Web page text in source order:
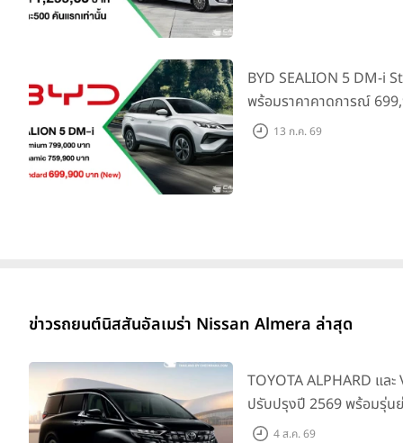
BYD SEALION 5 DM-i
พร้อมราคาคาดการณ์
ล่าสุดที่มีระยะขับขี่รวม
13 ก.ค. 69
ข่าวรถยนต์นิสสันอัลเมร่า Nissan Almera ล่าสุด
TOYOTA ALPHARD และ
ปรับปรุงปี 2569 พร้อมรุ่น
SMART ราคาเริ่มต้น
4 ส.ค. 69